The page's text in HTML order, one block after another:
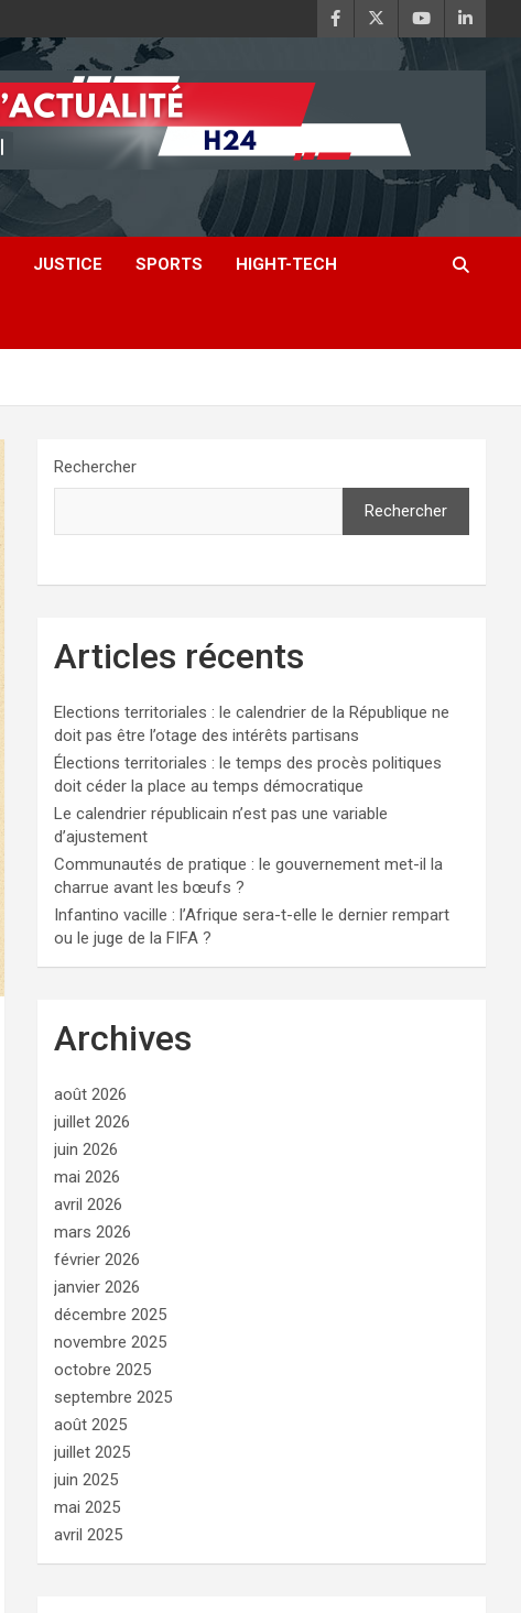
JUSTICE SPORTS HIGHT-TECH
Rechercher
Rechercher
Articles récents
Elections territoriales : le calendrier de la République ne
doit pas être l’otage des intérêts partisans
Élections territoriales : le temps des procès politiques
doit céder la place au temps démocratique
Le calendrier républicain n’est pas une variable
d’ajustement
Communautés de pratique : le gouvernement met-il la
charrue avant les bœufs ?
Infantino vacille : l’Afrique sera-t-elle le dernier rempart
ou le juge de la FIFA ?
Archives
août 2026
juillet 2026
juin 2026
mai 2026
avril 2026
mars 2026
février 2026
janvier 2026
décembre 2025
novembre 2025
octobre 2025
septembre 2025
août 2025
juillet 2025
juin 2025
mai 2025
avril 2025